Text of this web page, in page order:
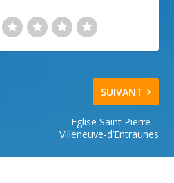
SUIVANT
Eglise Saint Pierre –
Villeneuve-d’Entraunes